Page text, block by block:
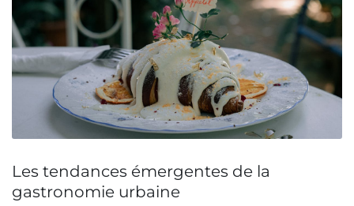
Les tendances émergentes de la
gastronomie urbaine